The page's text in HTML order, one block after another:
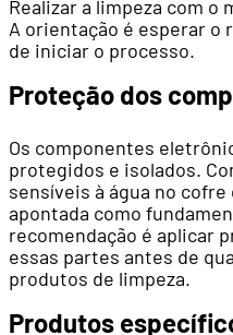
Realizar a limpeza com
A orientação é esperar
de iniciar o processo.
Proteção dos
Os componentes
protegidos e isolados.
sensíveis à água no
apontada como
recomendação é aplicar
essas partes antes de
produtos de limpeza.
Produtos